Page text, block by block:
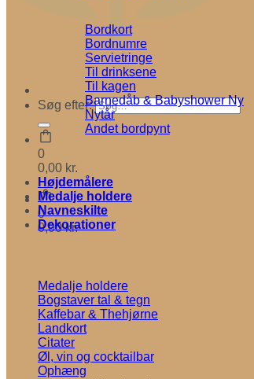
Søg efter:
0
0,00 kr.
0
0,00kr.
Bordkort
Bordnumre
Servietringe
Til drinksene
Til kagen
Barnedåb & Babyshower
Nytår
Andet bordpynt
Højdemålere
Medalje holdere
Navneskilte
Dekorationer
Medalje holdere
Bogstaver tal & tegn
Kaffebar & Thehjørne
Landkort
Citater
Øl, vin og cocktailbar
Ophæng